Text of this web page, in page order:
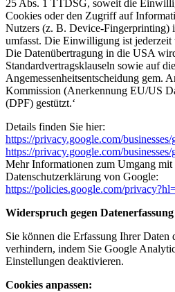
25 Abs. 1 TTDSG, soweit die
Cookies oder den Zugriff auf
Nutzers (z. B. Device-Fingerprinting)
umfasst. Die Einwilligung ist jederzeit
Die Datenübertragung in die USA
Standardvertragsklauseln sowie auf die
Angemessenheitsentscheidung gem.
Kommission (Anerkennung EU/US
(DPF) gestützt.‘
Details finden Sie hier:
https://privacy.google.com/
https://privacy.google.com/
Mehr Informationen zum Umgang
Datenschutzerklärung von Google:
https://policies.google.com/
Widerspruch gegen Datenerfassung
Sie können die Erfassung Ihrer
verhindern, indem Sie Google
Einstellungen deaktivieren.
Cookies anpassen: